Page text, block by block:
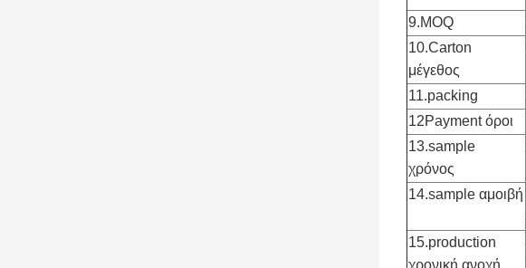
9.MOQ
10.Carton
μέγεθος
11.packing
12Payment όροι
13.sample
χρόνος
14.sample αμοιβή
15.production